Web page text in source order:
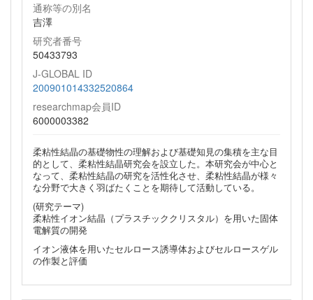
通称等の別名
吉澤
研究者番号
50433793
J-GLOBAL ID
200901014332520864
researchmap会員ID
6000003382
柔粘性結晶の基礎物性の理解および基礎知見の集積を主な目
的として、柔粘性結晶研究会を設立した。本研究会が中心と
なって、柔粘性結晶の研究を活性化させ、柔粘性結晶が様々
な分野で大きく羽ばたくことを期待して活動している。
(研究テーマ)
柔粘性イオン結晶（プラスチッククリスタル）を用いた固体
電解質の開発
イオン液体を用いたセルロース誘導体およびセルロースゲル
の作製と評価